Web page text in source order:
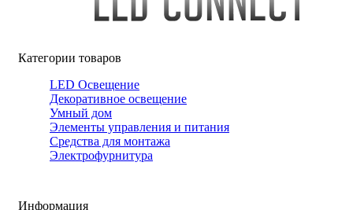
Категории товаров
LED Освещение
Декоративное освещение
Умный дом
Элементы управления и питания
Средства для монтажа
Электрофурнитура
Информация